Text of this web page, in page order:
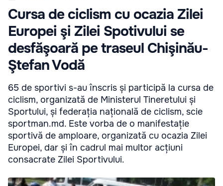
Cursa de ciclism cu ocazia Zilei
Europei şi Zilei Spotivului se
desfăşoară pe traseul Chişinău-
Ştefan Vodă
65 de sportivi s-au înscris și participă la cursa de
ciclism, organizată de Ministerul Tineretului și
Sportului, și federația națională de ciclism, scie
sportman.md. Este vorba de o manifestație
sportivă de amploare, organizată cu ocazia Zilei
Europei, dar și în cadrul mai multor acțiuni
consacrate Zilei Sportivului.